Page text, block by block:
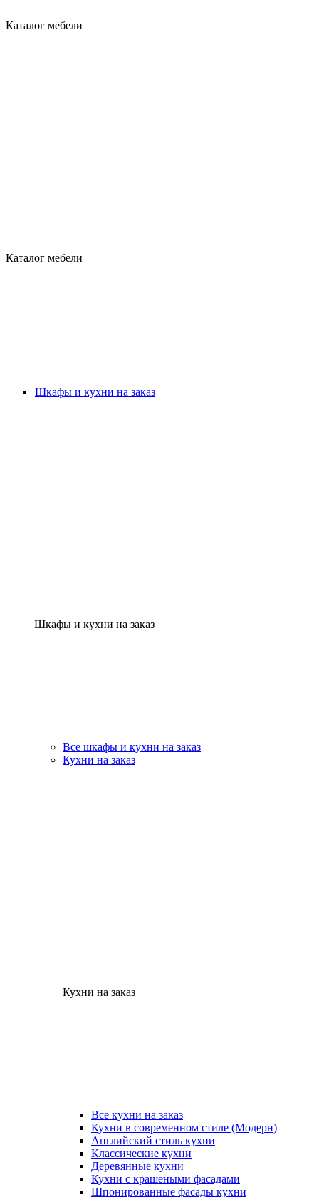
Каталог мебели
Каталог мебели
Шкафы и кухни на заказ
Шкафы и кухни на заказ
Все шкафы и кухни на заказ
Кухни на заказ
Кухни на заказ
Все кухни на заказ
Кухни в современном стиле (Модерн)
Английский стиль кухни
Классические кухни
Деревянные кухни
Кухни с крашеными фасадами
Шпонированные фасады кухни